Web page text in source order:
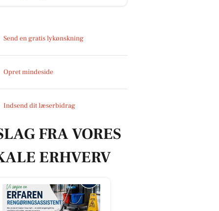
Send en gratis lykønskning
Opret mindeside
Indsend dit læserbidrag
FRA VORES
ERHVERV